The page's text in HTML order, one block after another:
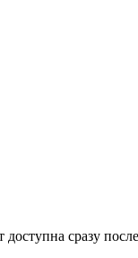
доступна сразу